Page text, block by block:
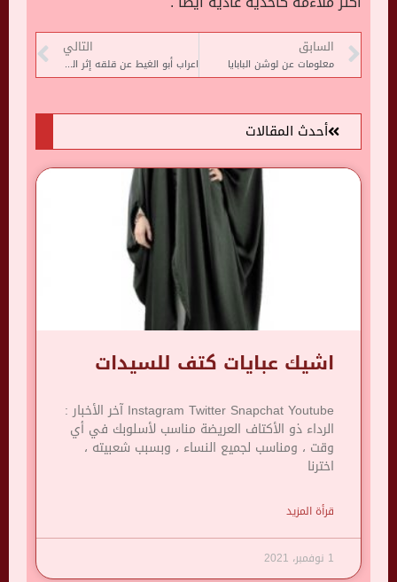
السابق
معلومات عن لوشن البابايا
التالي
اعراب أبو الغيط عن قلقه إثر التدهور فى العلاقات اللبنانية الخليجية
أحدث المقالات
اشيك عبايات كتف للسيدات
Instagram Twitter Snapchat Youtube آخر الأخبار :
الرداء ذو ​​الأكتاف العريضة مناسب لأسلوبك في أي
وقت ، ومناسب لجميع النساء ، وبسبب شعبيته ،
اخترنا
قرأة المزيد
1 نوفمبر، 2021